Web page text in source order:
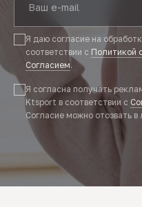
Я даю согласие на
соответствии с Политикой
Согласием.
Я согласна получать
Ktsport в соответствии с
Согласие можно отозвать